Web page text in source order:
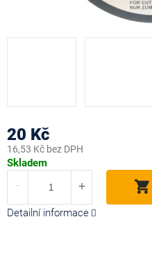
20 Kč
16,53 Kč bez DPH
Měrná
Skladem
Detailní informace